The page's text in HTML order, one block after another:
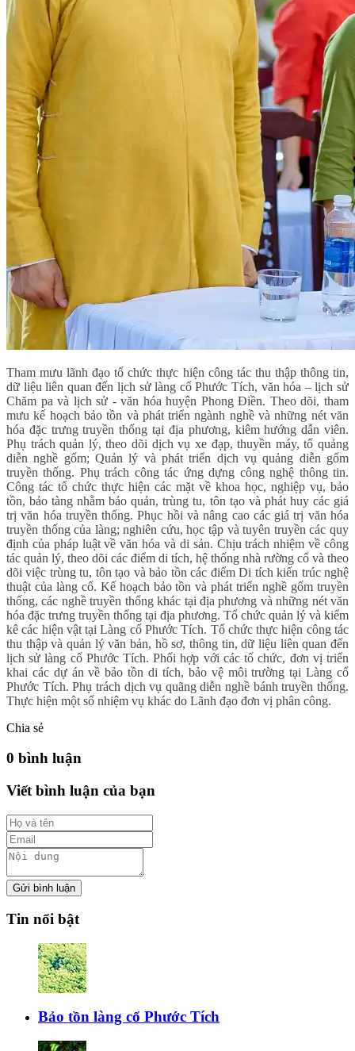
Tham mưu lãnh đạo tổ chức thực hiện công tác thu thập thông tin,
dữ liệu liên quan đến lịch sử làng cổ Phước Tích, văn hóa – lịch sử
Chăm pa và lịch sử - văn hóa huyện Phong Điền. Theo dõi, tham
mưu kế hoạch bảo tồn và phát triển ngành nghề và những nét văn
hóa đặc trưng truyền thống tại địa phương, kiêm hướng dẫn viên.
Phụ trách quản lý, theo dõi dịch vụ xe đạp, thuyền máy, tổ quảng
diễn nghề gốm; Quản lý và phát triển dịch vụ quảng diễn gốm
truyền thống. Phụ trách công tác ứng dựng công nghệ thông tin.
Công tác tổ chức thực hiện các mặt về khoa học, nghiệp vụ, bảo
tồn, bảo tàng nhằm bảo quản, trùng tu, tôn tạo và phát huy các giá
trị văn hóa truyền thống. Phục hồi và nâng cao các giá trị văn hóa
truyền thống của làng; nghiên cứu, học tập và tuyên truyền các quy
định của pháp luật về văn hóa và di sản. Chịu trách nhiệm về công
tác quản lý, theo dõi các điểm di tích, hệ thống nhà rường cổ và theo
dõi việc trùng tu, tôn tạo và bảo tồn các điểm Di tích kiến trúc nghệ
thuật của làng cổ. Kế hoạch bảo tồn và phát triển nghề gốm truyền
thống, các nghề truyền thống khác tại địa phương và những nét văn
hóa đặc trưng truyền thống tại địa phương. Tổ chức quản lý và kiểm
kê các hiện vật tại Làng cổ Phước Tích. Tổ chức thực hiện công tác
thu thập và quản lý văn bản, hồ sơ, thông tin, dữ liệu liên quan đến
lịch sử làng cổ Phước Tích. Phối hợp với các tổ chức, đơn vị triển
khai các dự án về bảo tồn di tích, bảo vệ môi trường tại Làng cổ
Phước Tích. Phụ trách dịch vụ quãng diễn nghề bánh truyền thống.
Thực hiện một số nhiệm vụ khác do Lãnh đạo đơn vị phân công.
Chia sẻ
0 bình luận
Viết bình luận của bạn
Gửi bình luận
Tin nổi bật
Bảo tồn làng cổ Phước Tích